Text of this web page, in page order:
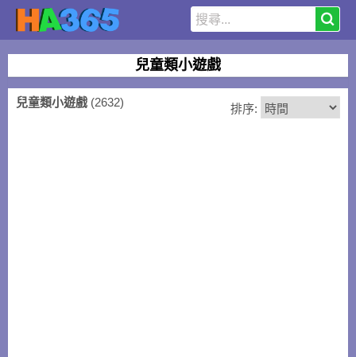
兒童類小遊戲
兒童類小遊戲 (2632) 排序: